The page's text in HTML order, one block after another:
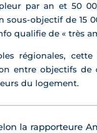
par an et 50
sous-objectif de 15
qualifie de « très
régionales,
entre objectifs
du logement.
la rapporteure